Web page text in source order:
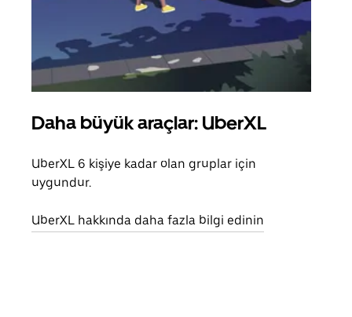
Daha büyük araçlar: UberXL
UberXL 6 kişiye kadar olan gruplar için
uygundur.
UberXL hakkında daha fazla bilgi edinin